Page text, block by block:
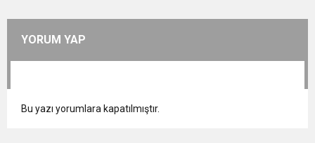
YORUM YAP
Bu yazı yorumlara kapatılmıştır.